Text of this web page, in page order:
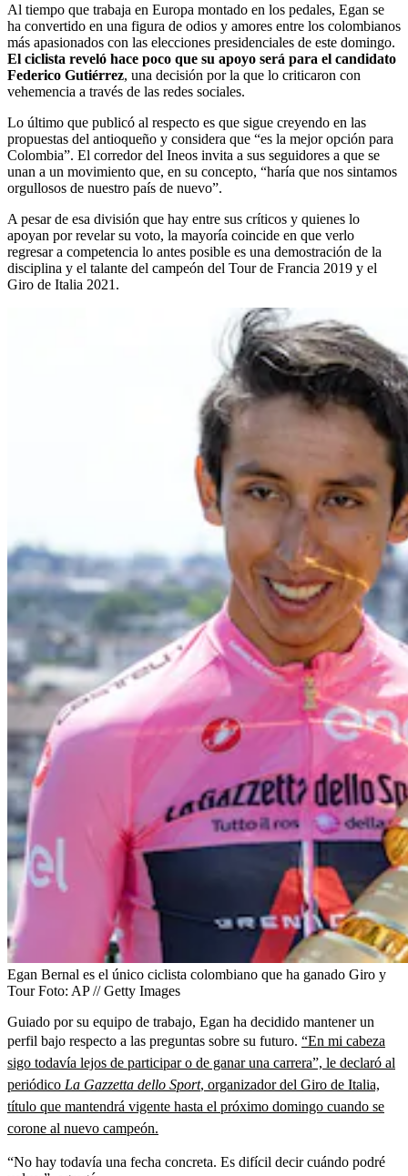
Al tiempo que trabaja en Europa montado en los pedales, Egan se
ha convertido en una figura de odios y amores entre los colombianos
más apasionados con las elecciones presidenciales de este domingo.
El ciclista reveló hace poco que su apoyo será para el candidato
Federico Gutiérrez, una decisión por la que lo criticaron con
vehemencia a través de las redes sociales.
Lo último que publicó al respecto es que sigue creyendo en las
propuestas del antioqueño y considera que “es la mejor opción para
Colombia”. El corredor del Ineos invita a sus seguidores a que se
unan a un movimiento que, en su concepto, “haría que nos sintamos
orgullosos de nuestro país de nuevo”.
A pesar de esa división que hay entre sus críticos y quienes lo
apoyan por revelar su voto, la mayoría coincide en que verlo
regresar a competencia lo antes posible es una demostración de la
disciplina y el talante del campeón del Tour de Francia 2019 y el
Giro de Italia 2021.
Egan Bernal es el único ciclista colombiano que ha ganado Giro y
TourFoto: AP // Getty Images
Guiado por su equipo de trabajo, Egan ha decidido mantener un
perfil bajo respecto a las preguntas sobre su futuro. “En mi cabeza
sigo todavía lejos de participar o de ganar una carrera”, le declaró al
periódico La Gazzetta dello Sport, organizador del Giro de Italia,
título que mantendrá vigente hasta el próximo domingo cuando se
corone al nuevo campeón.
“No hay todavía una fecha concreta. Es difícil decir cuándo podré